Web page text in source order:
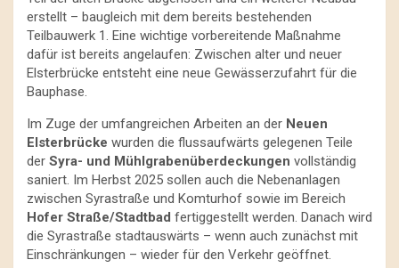
erstellt – baugleich mit dem bereits bestehenden
Teilbauwerk 1. Eine wichtige vorbereitende Maßnahme
dafür ist bereits angelaufen: Zwischen alter und neuer
Elsterbrücke entsteht eine neue Gewässerzufahrt für die
Bauphase.
Im Zuge der umfangreichen Arbeiten an der Neuen
Elsterbrücke wurden die flussaufwärts gelegenen Teile
der Syra- und Mühlgrabenüberdeckungen vollständig
saniert. Im Herbst 2025 sollen auch die Nebenanlagen
zwischen Syrastraße und Komturhof sowie im Bereich
Hofer Straße/Stadtbad fertiggestellt werden. Danach wird
die Syrastraße stadtauswärts – wenn auch zunächst mit
Einschränkungen – wieder für den Verkehr geöffnet.